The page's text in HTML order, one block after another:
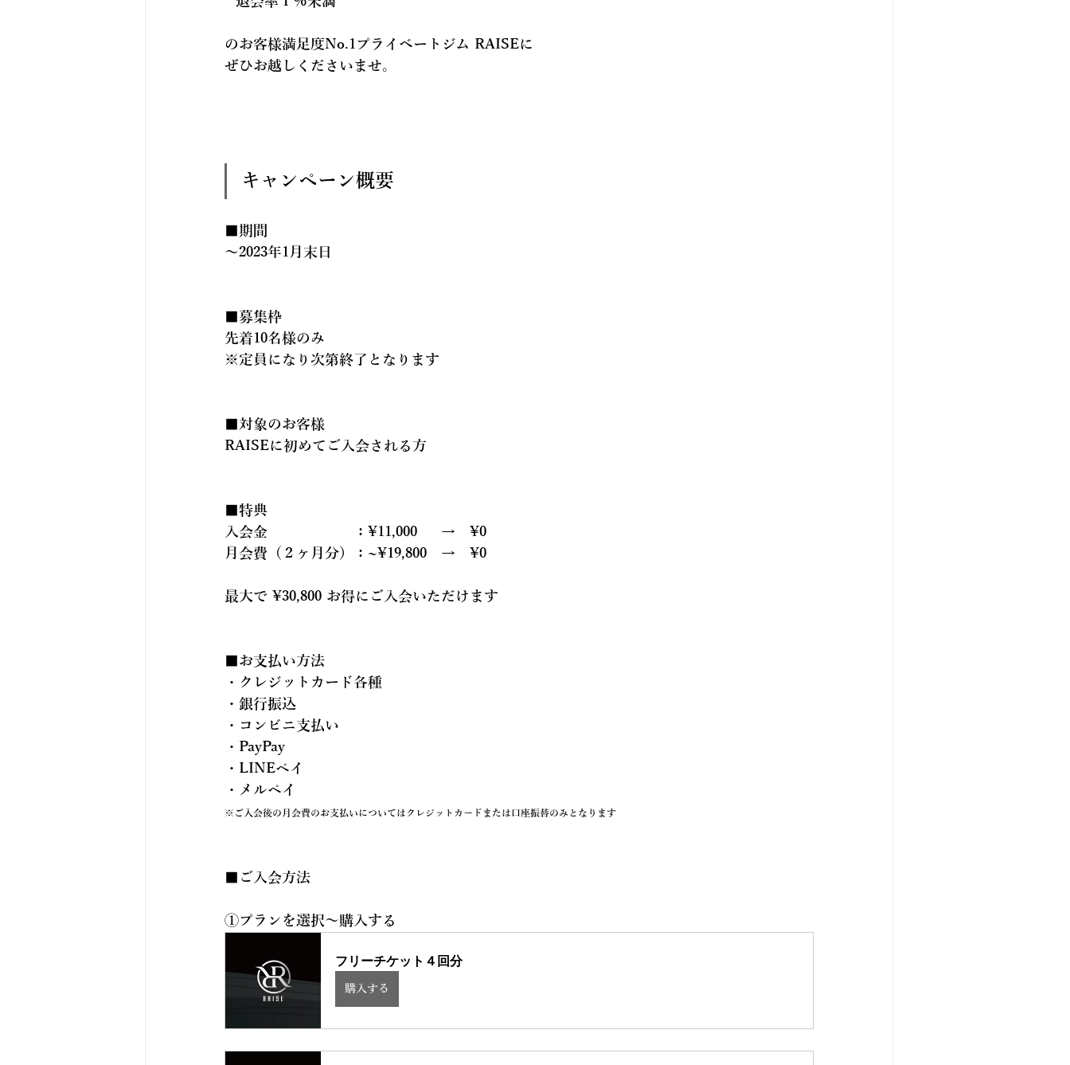
のお客様満足度No.1プライベートジム RAISEに
ぜひお越しくださいませ。
キャンペーン概要
■期間
〜2023年1月末日
■募集枠
先着10名様のみ
※定員になり次第終了となります
■対象のお客様
RAISEに初めてご入会される方
■特典
入会金　　　　　　：¥11,000　  →　¥0
月会費（２ヶ月分）：~¥19,800　→　¥0
最大で ¥30,800 お得にご入会いただけます
■お支払い方法
・クレジットカード各種
・銀行振込
・コンビニ支払い
・PayPay
・LINEペイ
・メルペイ
※ご入会後の月会費のお支払いについてはクレジットカードまたは口座振替のみとなります
■ご入会方法
①プランを選択〜購入する
フリーチケット４回分
購入する